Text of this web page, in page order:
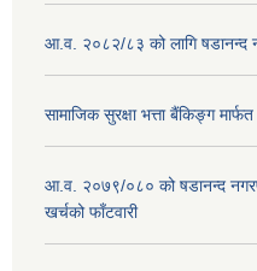
आ.व. २०८२/८३ को लागि षडानन्द
सामाजिक सुरक्षा भत्ता बैंकिङ्ग
आ.व. २०७९/०८० को षडानन्द
खर्चको फाँटवारी